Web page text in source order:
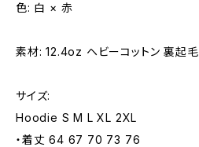
色: 白 × 赤
素材: 12.4oz ヘビーコットン 裏起毛
サイズ:
Hoodie S M L XL 2XL
・着丈 64 67 70 73 76